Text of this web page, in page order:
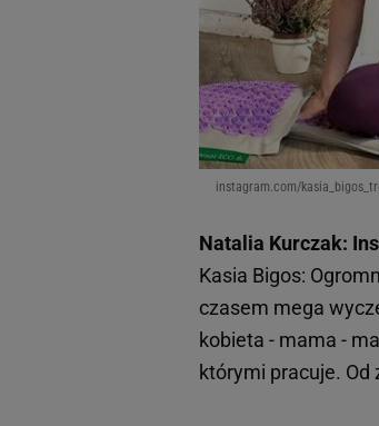
instagram.com/
Natalia Kurczak:
Kasia Bigos:
czasem mega
kobieta - mama -
którymi pracuje. Od